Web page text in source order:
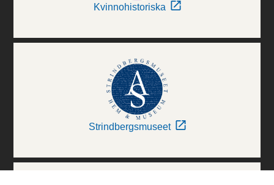
Kvinnohistoriska
Strindbergsmuseet